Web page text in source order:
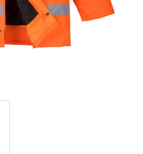
od zmluvy
ochrany osobných údajov
Moja objednávka